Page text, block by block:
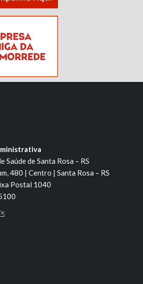
Saúde de Santa Rosa – RS
480 | Centro | Santa Rosa – RS
Postal 1040